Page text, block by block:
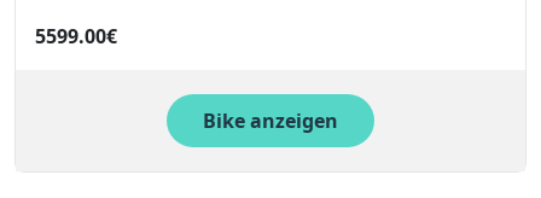
5599.00€
Bike anzeigen